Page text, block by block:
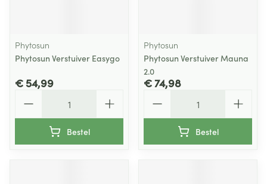
Phytosun
Phytosun Verstuiver Easygo
€ 54,99
Bestel
Phytosun
Phytosun Verstuiver Mauna
2.0
€ 74,98
Bestel